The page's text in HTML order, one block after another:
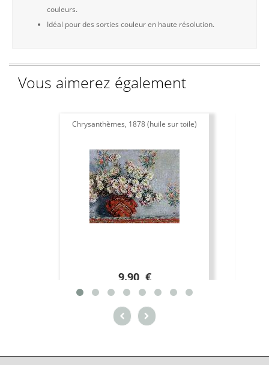
couleurs.
Idéal pour des sorties couleur en haute résolution.
Vous aimerez également
Chrysanthèmes, 1878 (huile sur toile)
9.90 €